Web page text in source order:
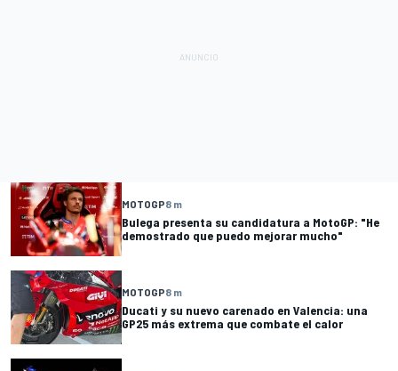
MOTOGP8 m
Bulega presenta su candidatura a MotoGP: "He
demostrado que puedo mejorar mucho"
MOTOGP8 m
Ducati y su nuevo carenado en Valencia: una
GP25 más extrema que combate el calor